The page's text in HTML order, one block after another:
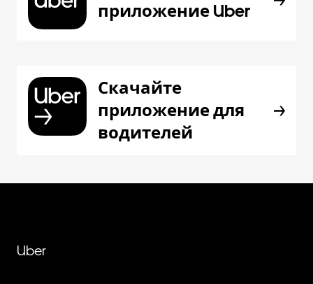
приложение Uber
Скачайте
приложение для
водителей
Uber